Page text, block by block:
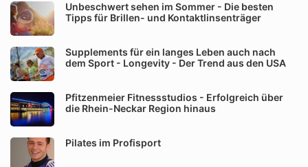
Unbeschwert sehen im Sommer - Die besten
Tipps für Brillen- und Kontaktlinsenträger
Supplements für ein langes Leben auch nach
dem Sport - Longevity - Der Trend aus den USA
Pfitzenmeier Fitnessstudios - Erfolgreich über
die Rhein-Neckar Region hinaus
Pilates im Profisport